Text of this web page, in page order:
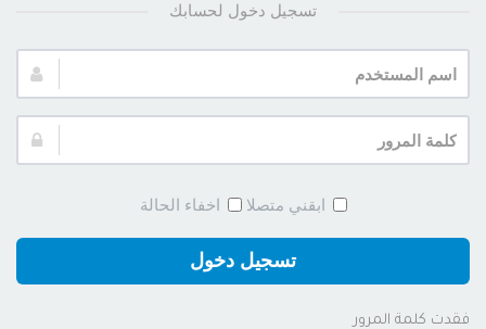
تسجيل دخول لحسابك
اسم
المستخدم:
كلمة
المرور:
ابقني متصلا اخفاء الحالة
تسجيل دخول
فقدت كلمة المرور